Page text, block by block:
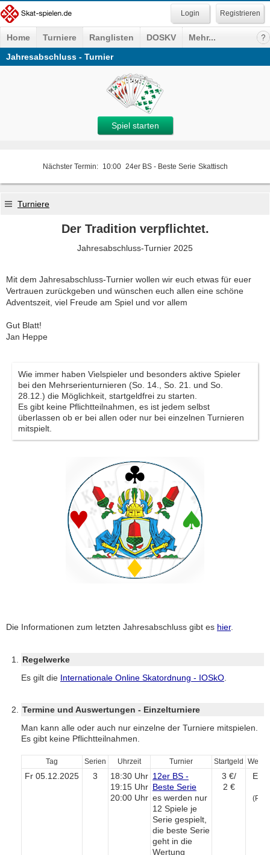
Registrieren
Home Turniere Ranglisten DOSKV
Mehr...
Jahresabschluss - Turnier
Spiel starten
Nächster Termin: 10:00 24er BS - Beste Serie Skattisch
Turniere
Der Tradition verpflichtet.
Jahresabschluss-Turnier 2025
Mit dem Jahresabschluss-Turnier wollen wir euch etwas für euer
Vertrauen zurückgeben und wünschen euch allen eine schöne
Adventszeit, viel Freude am Spiel und vor allem
Gut Blatt!
Jan Heppe
Wie immer haben Vielspieler und besonders aktive Spieler
bei den Mehrserienturnieren (So. 14., So. 21. und So.
28.12.) die Möglichkeit, startgeldfrei zu starten.
Es gibt keine Pflichtteilnahmen, es ist jedem selbst
überlassen ob er bei allen oder nur bei einzelnen Turnieren
mitspielt.
Die Informationen zum letzten Jahresabschluss gibt es hier.
Regelwerke
Es gilt die Internationale Online Skatordnung - IOSkO
Termine und Auswertungen - Einzelturniere
Man kann alle oder auch nur einzelne der Turniere mitspielen.
Es gibt keine Pflichtteilnahmen.
Tag Serien Uhrzeit Turnier Startgeld
Fr 05.12.2025 3
18:30 Uhr
19:15 Uhr
20:00 Uhr
12er BS -
Beste Serie
es werden nur
12 Spiele je
Serie gespielt,
die beste Serie
geht in die
Wertung
3 €/
2 €
(Pott